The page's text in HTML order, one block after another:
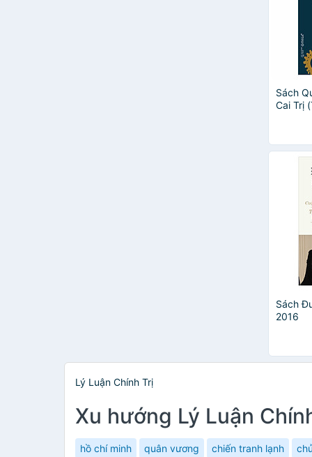
Sách
Cai Trị
Sách
2016
Lý Luận Chính Trị
Xu hướng Lý Luận
hồ chí minh quân vương chiến tranh lạnh